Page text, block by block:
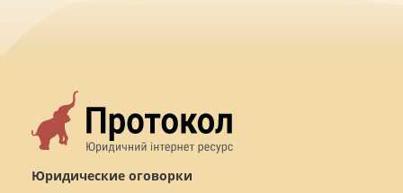
Юридические оговорки